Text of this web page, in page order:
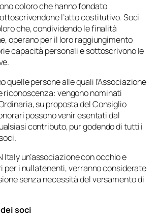
coloro che hanno fondato
l’atto costitutivo. Soci
che, condividendo le finalità
operano per il loro raggiungimento
capacità personali e sottoscrivono le
quelle persone alle quali l’Associazione
riconoscenza: vengono nominati
su proposta del Consiglio
possono venir esentati dal
contributo, pur godendo di tutti i
Italy un’associazione con occhio e
per i nullatenenti, verranno considerate
senza necessità del versamento di
soci